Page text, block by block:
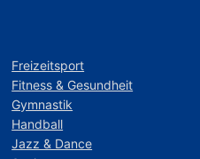
Freizeitsport
Fitness & Gesundheit
Gymnastik
Handball
Jazz & Dance